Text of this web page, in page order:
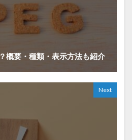
概要・種類・表示方法も紹介
Next